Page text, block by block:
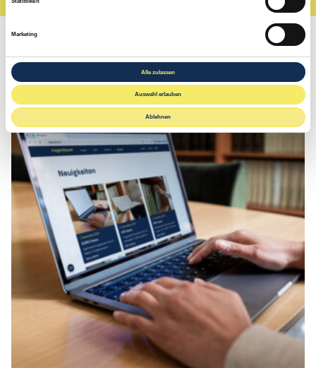
s
Marketing
Alle zulassen
Auswahl erlauben
Ablehnen
Neuigkeiten